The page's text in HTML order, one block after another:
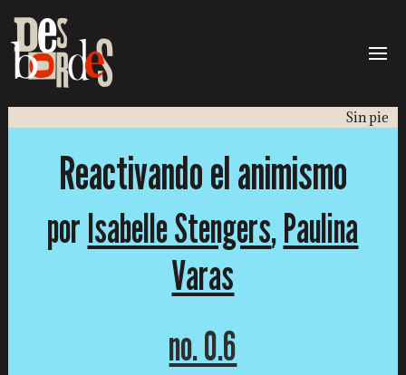
Sin pie
Reactivando el animismo
porIsabelle Stengers,Paulina
Varas
no. 0.6